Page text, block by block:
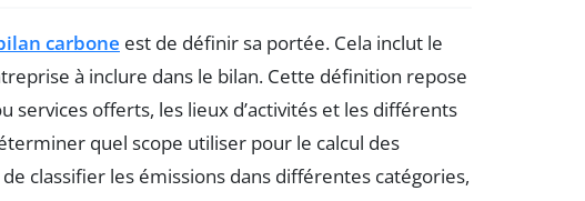
carbone est de définir sa portée. Cela inclut le
à inclure dans le bilan. Cette définition repose
services offerts, les lieux d’activités et les différents
quel scope utiliser pour le calcul des
classifier les émissions dans différentes catégories,